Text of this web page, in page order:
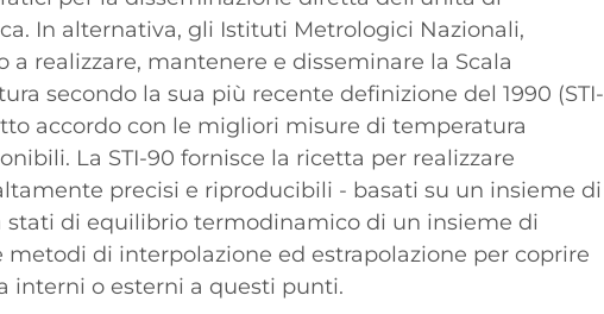
In alternativa, gli Istituti Metrologici Nazionali,
a realizzare, mantenere e disseminare la Scala
secondo la sua più recente definizione del 1990 (STI-
accordo con le migliori misure di temperatura
La STI-90 fornisce la ricetta per realizzare
precisi e riproducibili - basati su un insieme di
stati di equilibrio termodinamico di un insieme di
metodi di interpolazione ed estrapolazione per coprire
interni o esterni a questi punti.